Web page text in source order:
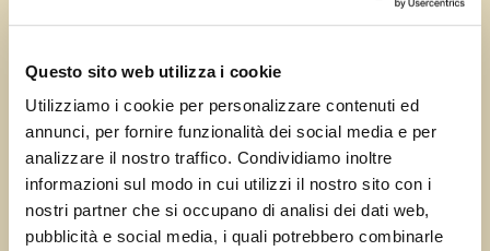
Questo sito web utilizza i cookie
Utilizziamo i cookie per personalizzare contenuti ed
annunci, per fornire funzionalità dei social media e per
analizzare il nostro traffico. Condividiamo inoltre
informazioni sul modo in cui utilizzi il nostro sito con i
nostri partner che si occupano di analisi dei dati web,
pubblicità e social media, i quali potrebbero combinarle
← Precedente: Gravate
di Rivoli di Osoppo
Successivo:
Daniele del Friuli